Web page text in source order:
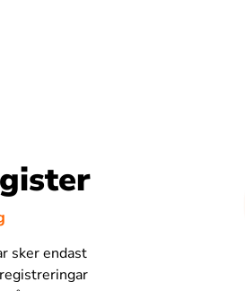
sker endast